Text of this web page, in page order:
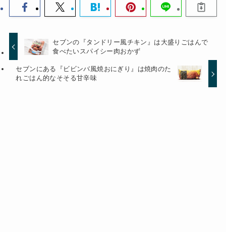
セブンの『タンドリー風チキン』は大盛りごはんで
食べたいスパイシー肉おかず
セブンにある『ビビンバ風焼おにぎり』は焼肉のた
れごはん的なそそる甘辛味